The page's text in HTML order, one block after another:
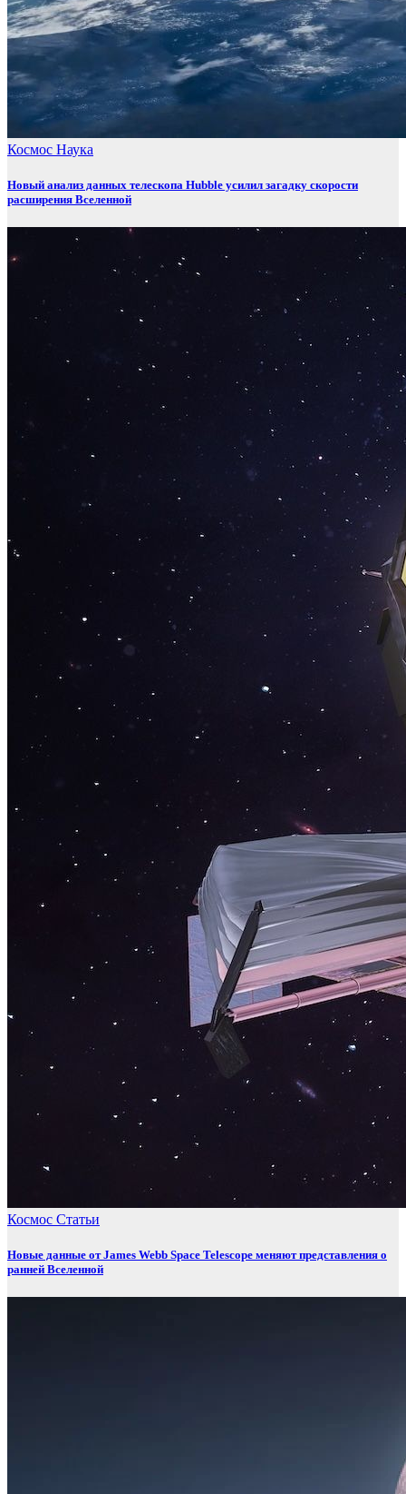
Космос Наука
Новый анализ данных телескопа Hubble усилил загадку скорости
расширения Вселенной
Космос Статьи
Новые данные от James Webb Space Telescope меняют представления о
ранней Вселенной